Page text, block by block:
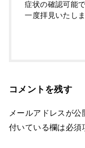
症状の確認可能
一度拝見いたしま
コメントを残す
メールアドレスが公
付いている欄は必須